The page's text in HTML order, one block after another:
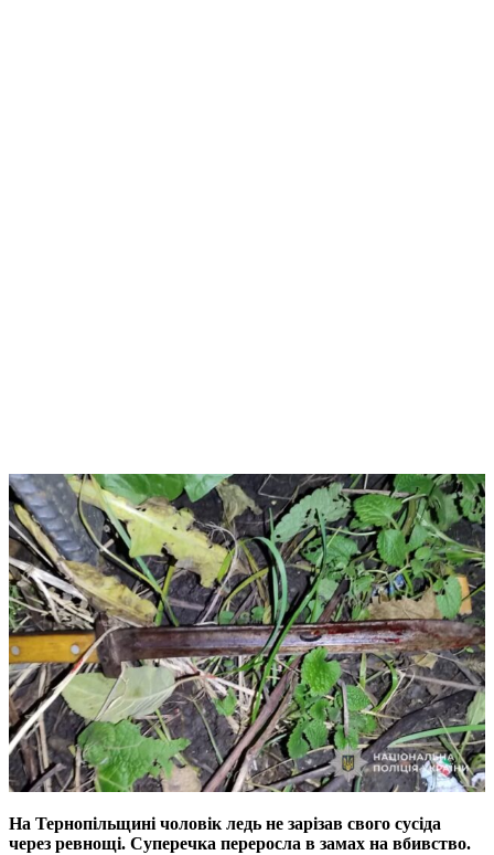
На Тернопільщині чоловік ледь не зарізав свого сусіда
через ревнощі. Суперечка переросла в замах на вбивство.